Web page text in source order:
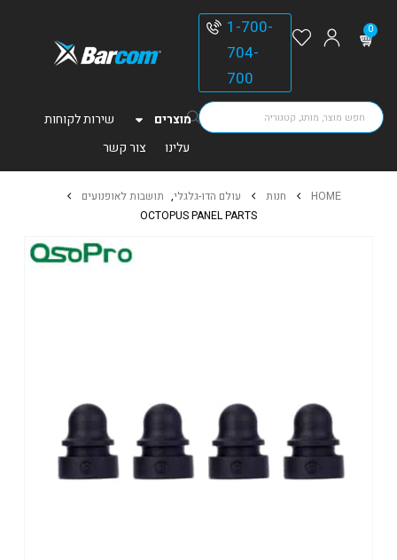
0
1-700-
704-
700
מוצרים
שירות לקוחות
עלינו
צור קשר
HOME חנות עולם הדו-גלגלי, תושבות לאופנועים
OCTOPUS PANEL PARTS